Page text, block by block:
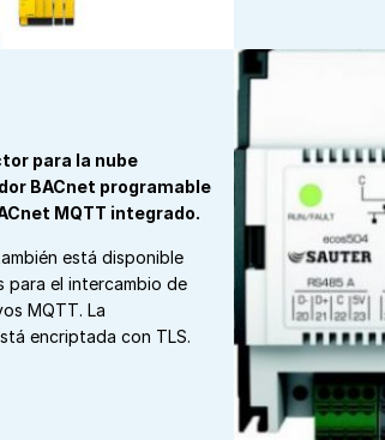
para la nube
BACnet programable
MQTT integrado.
está disponible
para el intercambio de
MQTT. La
encriptada con TLS.